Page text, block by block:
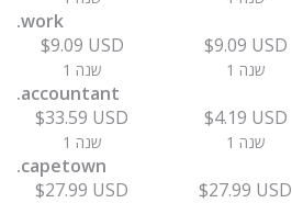
.work
$9.09 USD
1 שנה
$9.09 USD
1 שנה
.accountant
$33.59 USD
1 שנה
$4.19 USD
1 שנה
.capetown
$27.99 USD
$27.99 USD